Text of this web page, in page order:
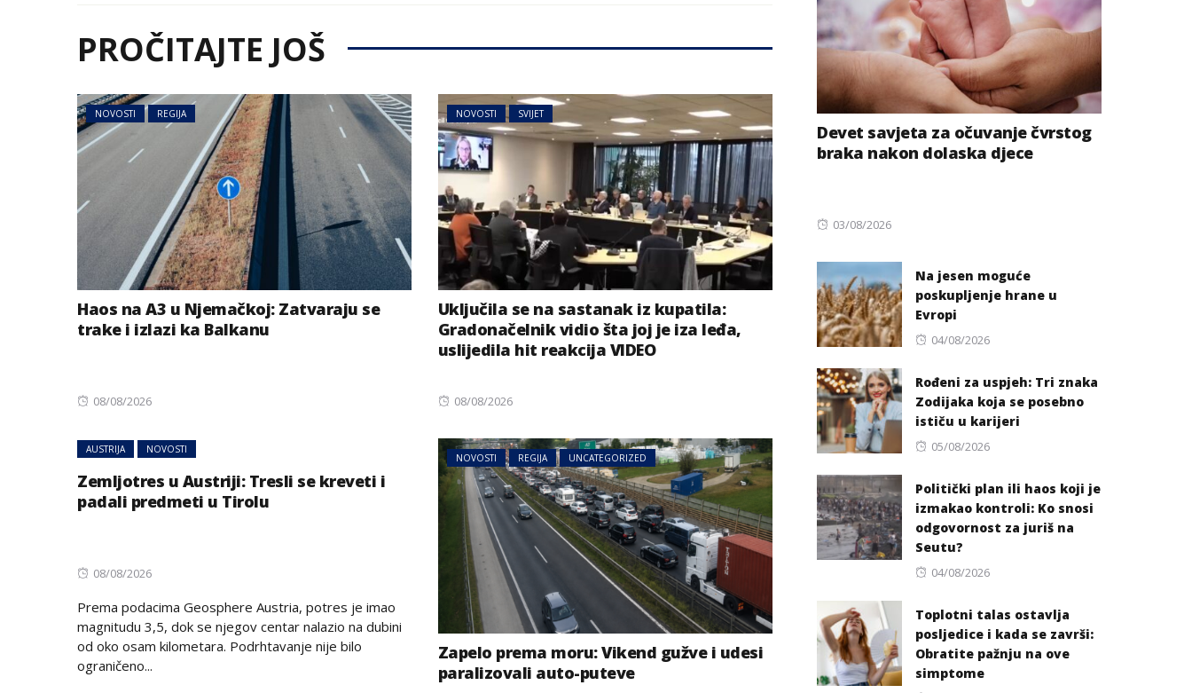
PROČITAJTE JOŠ
NOVOSTI REGIJA
Haos na A3 u Njemačkoj: Zatvaraju se
trake i izlazi ka Balkanu
Posted
08/08/2026
NOVOSTI SVIJET
Uključila se na sastanak iz kupatila:
Gradonačelnik vidio šta joj je iza leđa,
uslijedila hit reakcija VIDEO
Posted
08/08/2026
AUSTRIJA NOVOSTI
Zemljotres u Austriji: Tresli se kreveti i
padali predmeti u Tirolu
Posted
08/08/2026
Prema podacima Geosphere Austria, potres je imao
magnitudu 3,5, dok se njegov centar nalazio na dubini
od oko osam kilometara. Podrhtavanje nije bilo
ograničeno...
NOVOSTI REGIJA UNCATEGORIZED
Zapelo prema moru: Vikend gužve i udesi
paralizovali auto-puteve
Devet savjeta za očuvanje čvrstog
braka nakon dolaska djece
Posted
03/08/2026
Na jesen moguće
poskupljenje hrane u
Evropi
Posted
04/08/2026
Rođeni za uspjeh: Tri znaka
Zodijaka koja se posebno
ističu u karijeri
Posted
05/08/2026
Politički plan ili haos koji je
izmakao kontroli: Ko snosi
odgovornost za juriš na
Seutu?
Posted
04/08/2026
Toplotni talas ostavlja
posljedice i kada se završi:
Obratite pažnju na ove
simptome